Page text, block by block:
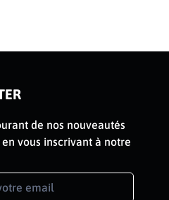
de nos nouveautés
vous inscrivant à notre